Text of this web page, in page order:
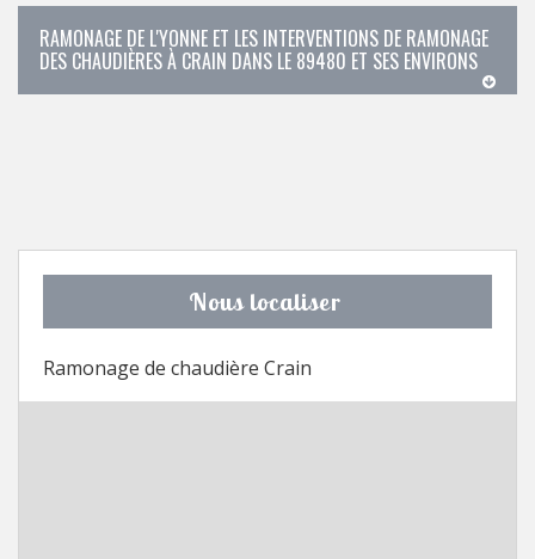
RAMONAGE DE L'YONNE ET LES INTERVENTIONS DE RAMONAGE
DES CHAUDIÈRES À CRAIN DANS LE 89480 ET SES ENVIRONS
Nous localiser
Ramonage de chaudière Crain